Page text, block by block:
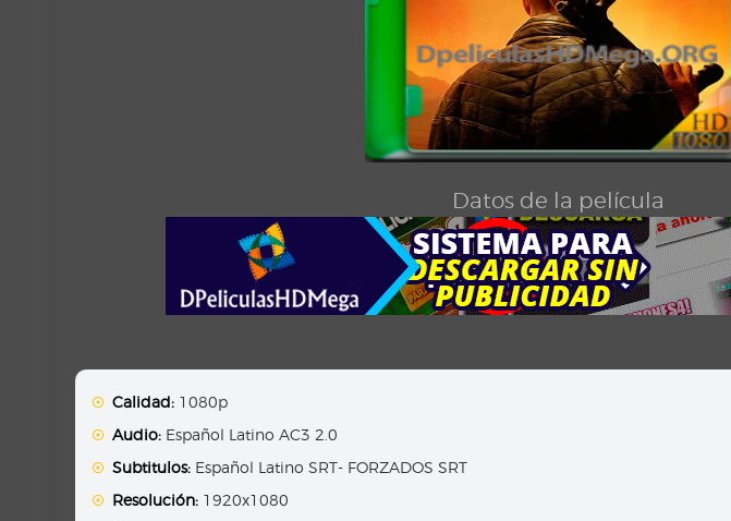
Datos de la película
Calidad: 1080p
Audio: Español Latino AC3 2.0
Subtitulos: Español Latino SRT- FORZADOS SRT
Resolución: 1920x1080